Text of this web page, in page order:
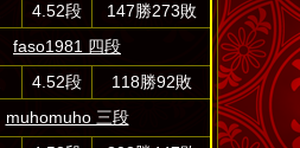
4.52段
147勝273敗
faso1981 四段
4.52段
118勝92敗
muhomuho 三段